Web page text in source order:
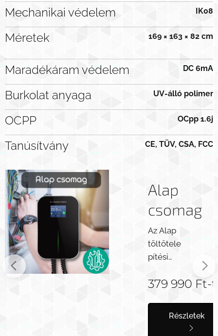
Mechanikai védelem IK08
Méretek 169 × 163 × 82 cm
Maradékáram védelem DC 6mA
Burkolat anyaga UV-álló polimer
OCPP OCpp 1.6j
Tanúsítvány CE, TÜV, CSA, FCC
Alap
csomag
Az Alap
töltőtele
pítési
unk azok
379 990 Ft-
Részletek